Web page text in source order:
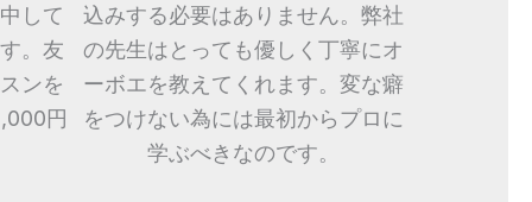
して
。友
ンを
円
込みする必要はありません。弊社
の先生はとっても優しく丁寧にオ
ーボエを教えてくれます。変な癖
をつけない為には最初からプロに
学ぶべきなのです。